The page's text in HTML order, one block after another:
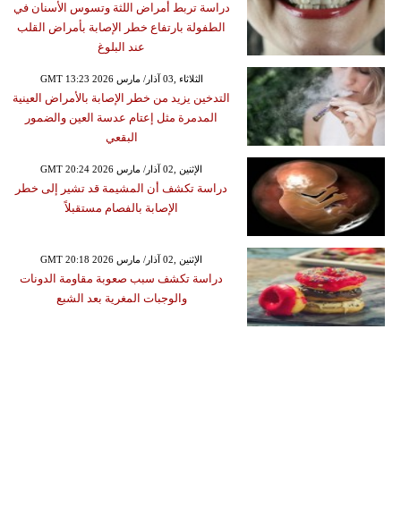
دراسة تربط أمراض اللثة وتسوس الأسنان في
الطفولة بارتفاع خطر الإصابة بأمراض القلب
عند البلوغ
GMT 13:23 2026 الثلاثاء ,03 آذار/ مارس
التدخين يزيد من خطر الإصابة بالأمراض العينية
المدمرة مثل إعتام عدسة العين والضمور
البقعي
GMT 20:24 2026 الإثنين ,02 آذار/ مارس
دراسة تكشف أن المشيمة قد تشير إلى خطر
الإصابة بالفصام مستقبلاً
GMT 20:18 2026 الإثنين ,02 آذار/ مارس
دراسة تكشف سبب صعوبة مقاومة الدونات
والوجبات المغرية بعد الشبع